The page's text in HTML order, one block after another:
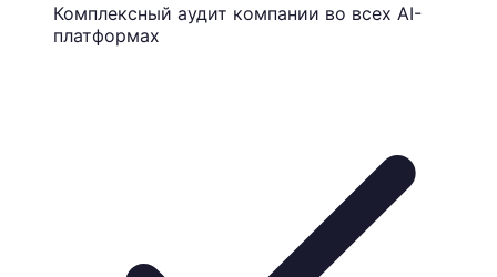
Комплексный аудит компании во всех AI-
платформах